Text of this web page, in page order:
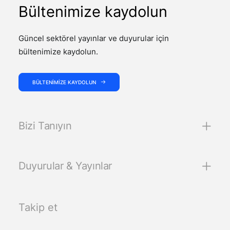
Bültenimize kaydolun
Güncel sektörel yayınlar ve duyurular için
bültenimize kaydolun.
BÜLTENIMIZE KAYDOLUN
Bizi Tanıyın
Duyurular & Yayınlar
Takip et